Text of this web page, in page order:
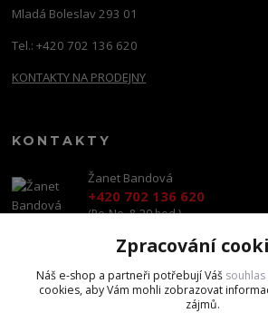
Mladá Boleslav 293 01
Tel.: +420 702 136 620
KONTAKTY NA PRODEJNY
KONTAKTY
Žanet Bandová
+420 702 136 620
(Po-Ne, 8-20 hod.)
shop@brandscapital.cz
Zpracování
Náš e-shop a partneři potřebují Váš souhlas
cookies, aby Vám mohli zobrazovat
zájmů.